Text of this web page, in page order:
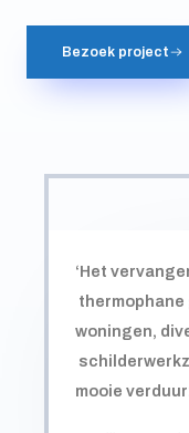
‘Het
thermophane
woningen,
mooie
Bezoek project